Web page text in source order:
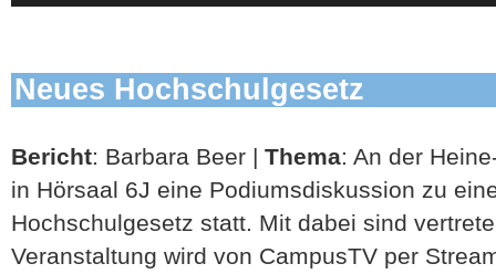
Neues Hochschulgesetz
Bericht: Barbara Beer | Thema: An der
in Hörsaal 6J eine Podiumsdiskussion zu
Hochschulgesetz statt. Mit dabei sind
Veranstaltung wird von CampusTV per